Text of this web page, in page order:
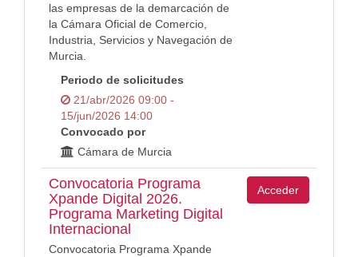
las empresas de la demarcación de
la Cámara Oficial de Comercio,
Industria, Servicios y Navegación de
Murcia.
Periodo de solicitudes
21/abr/2026 09:00 -
15/jun/2026 14:00
Convocado por
Cámara de Murcia
Convocatoria Programa
Xpande Digital 2026.
Programa Marketing Digital
Internacional
Convocatoria Programa Xpande
Acceder